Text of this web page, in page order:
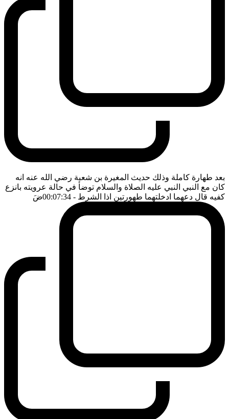
بعد طهارة كاملة وذلك حديث المغيرة بن شعبة رضي الله عنه انه
كان مع النبي النبي عليه الصلاة والسلام توضأ في حالة عرويته بانزع
كفيه قال دعهما ادخلتهما طهورتين اذا الشرط - 00:07:34 ضَ